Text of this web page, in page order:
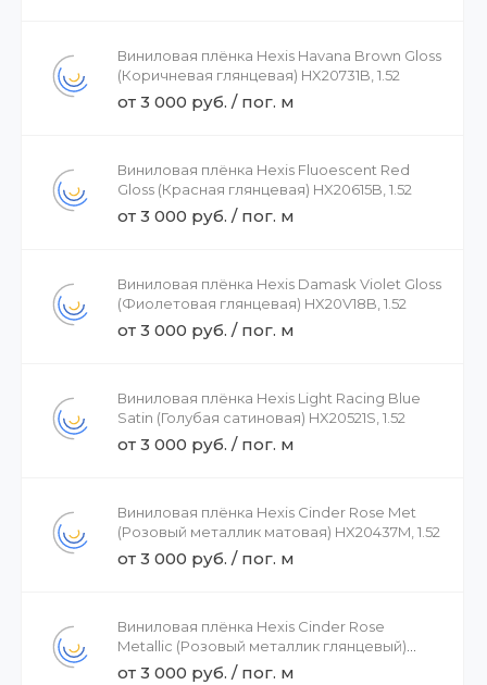
Виниловая плёнка Hexis Havana Brown Gloss
(Коричневая глянцевая) HX20731B, 1.52
от 3 000 руб. / пог. м
Виниловая плёнка Hexis Fluoescent Red
Gloss (Красная глянцевая) HX20615B, 1.52
от 3 000 руб. / пог. м
Виниловая плёнка Hexis Damask Violet Gloss
(Фиолетовая глянцевая) HX20V18B, 1.52
от 3 000 руб. / пог. м
Виниловая плёнка Hexis Light Racing Blue
Satin (Голубая сатиновая) HX20521S, 1.52
от 3 000 руб. / пог. м
Виниловая плёнка Hexis Cinder Rose Met
(Розовый металлик матовая) HX20437M, 1.52
от 3 000 руб. / пог. м
Виниловая плёнка Hexis Cinder Rose
Metallic (Розовый металлик глянцевый)
HX20437B, 1.52
от 3 000 руб. / пог. м